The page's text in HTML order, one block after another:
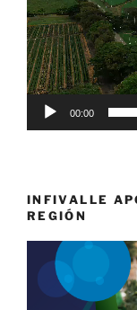
00:00
INFIVALLE
REGIÓN